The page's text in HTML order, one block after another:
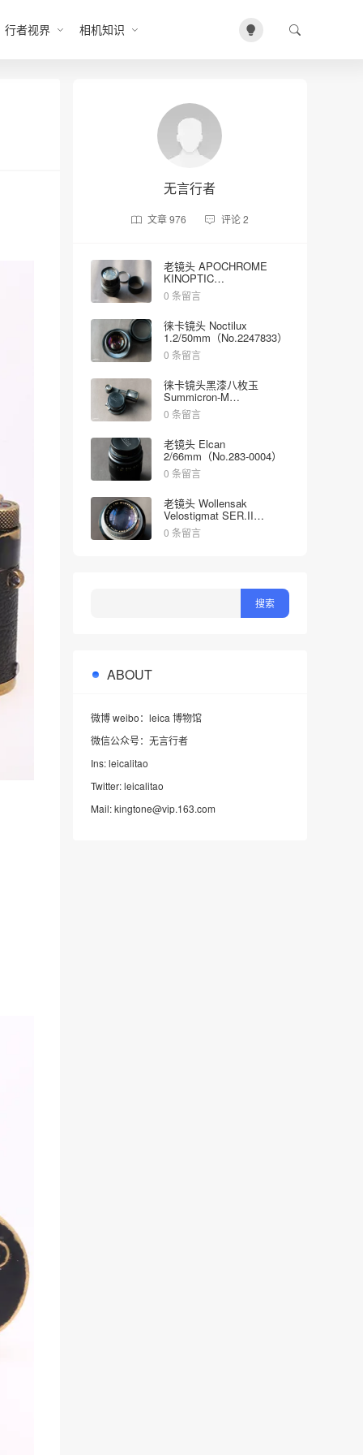
行者视界 相机知识
无言行者
文章976 评论2
老镜头 APOCHROME
KINOPTIC
2/100mm（No.5023）
0 条留言
徕卡镜头 Noctilux
1.2/50mm（No.2247833）
0 条留言
徕卡镜头黑漆八枚玉
Summicron-M
2/35mm（No.1998613）
0 条留言
老镜头 Elcan
2/66mm（No.283-0004）
0 条留言
老镜头 Wollensak
Velostigmat SER.II
4.5/127mm（No.452349）
0 条留言
ABOUT
微博 weibo：leica 博物馆
微信公众号：无言行者
Ins: leicalitao
Twitter: leicalitao
Mail: kingtone@vip.163.com